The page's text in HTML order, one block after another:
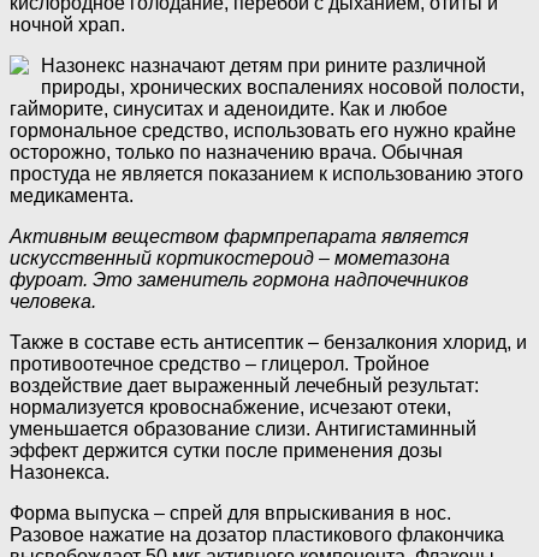
ночной храп.
Назонекс назначают детям при рините различной
природы, хронических воспалениях носовой полости,
гайморите, синуситах и аденоидите. Как и любое
гормональное средство, использовать его нужно крайне
осторожно, только по назначению врача. Обычная
простуда не является показанием к использованию этого
медикамента.
Активным веществом фармпрепарата является
искусственный кортикостероид – мометазона
фуроат. Это заменитель гормона надпочечников
человека.
Также в составе есть антисептик – бензалкония хлорид, и
противоотечное средство – глицерол. Тройное
воздействие дает выраженный лечебный результат:
нормализуется кровоснабжение, исчезают отеки,
уменьшается образование слизи. Антигистаминный
эффект держится сутки после применения дозы
Назонекса.
Форма выпуска – спрей для впрыскивания в нос.
Разовое нажатие на дозатор пластикового флакончика